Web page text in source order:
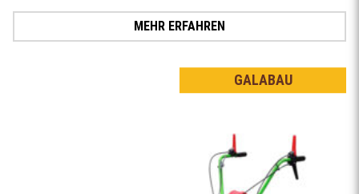
MEHR ERFAHREN
GALABAU